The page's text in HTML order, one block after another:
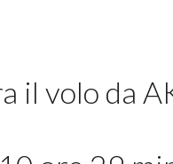
il volo da